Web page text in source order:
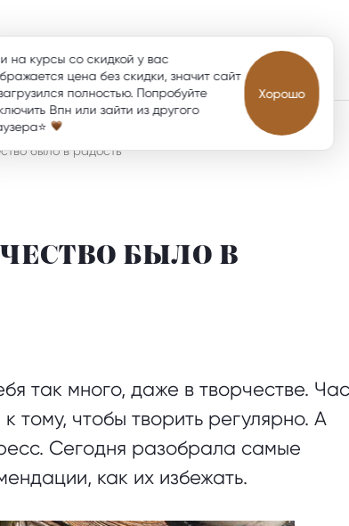
Приложение
было в радость
БЫЛО В
так много, даже в творчестве.
тому, чтобы творить регулярно. А
Сегодня разобрала самые
как их избежать.
на курсы со скидкой у вас
цена без скидки, значит сайт
полностью. Попробуйте
Впн или зайти из другого
Хорошо